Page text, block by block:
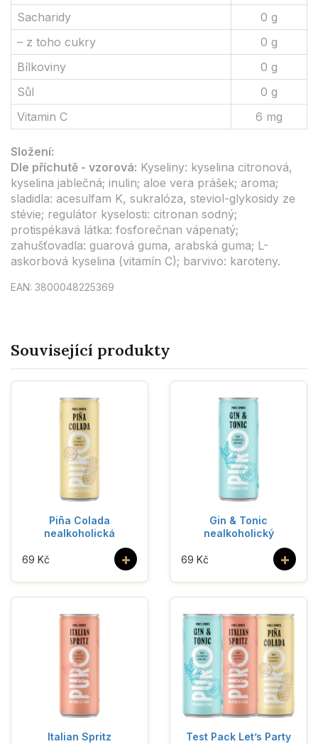
Sacharidy
0 g
– z toho cukry
0 g
Bílkoviny
0 g
Sůl
0 g
Vitamin C
6 mg
Složení:
Dle příchutě - vzorová: Kyseliny: kyselina citronová,
kyselina jablečná; inulin; aloe vera prášek; aroma;
sladidla: acesulfam K, sukralóza, steviol-glykosidy ze
stévie; regulátor kyselosti: citronan sodný;
protispékavá látka: fosforečnan vápenatý;
zahušťovadla: guarová guma, arabská guma; L-
askorbová kyselina (vitamín C); barvivo: karoteny.
EAN: 3800048225369
Související produkty
Piña Colada
nealkoholická
+
69 Kč
Gin & Tonic
nealkoholický
+
69 Kč
Italian Spritz
Test Pack Let’s Party